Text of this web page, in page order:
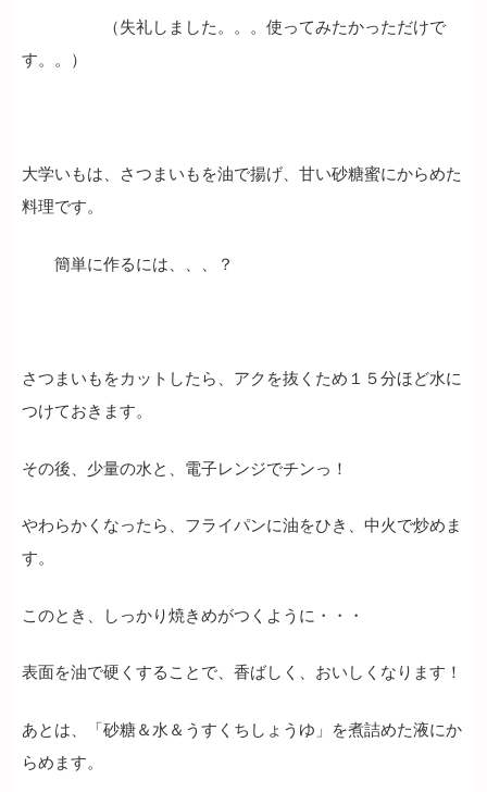
（失礼しました。。。使ってみたかっただけで
す。。）
大学いもは、さつまいもを油で揚げ、甘い砂糖蜜にからめた
料理です。
簡単に作るには、、、？
さつまいもをカットしたら、アクを抜くため１５分ほど水に
つけておきます。
その後、少量の水と、電子レンジでチンっ！
やわらかくなったら、フライパンに油をひき、中火で炒めま
す。
このとき、しっかり焼きめがつくように・・・
表面を油で硬くすることで、香ばしく、おいしくなります！
あとは、「砂糖＆水＆うすくちしょうゆ」を煮詰めた液にか
らめます。